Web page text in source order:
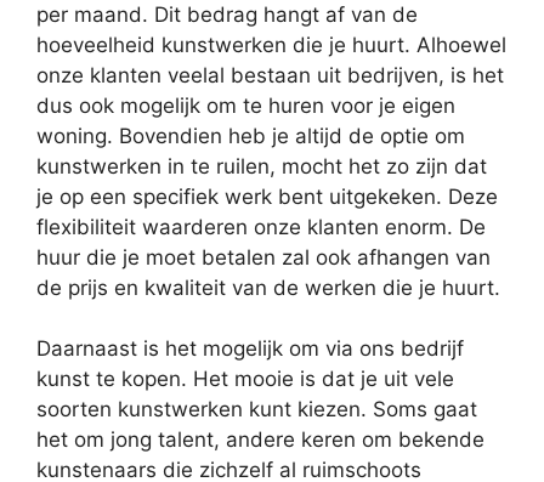
per maand. Dit bedrag hangt af van de
hoeveelheid kunstwerken die je huurt. Alhoewel
onze klanten veelal bestaan uit bedrijven, is het
dus ook mogelijk om te huren voor je eigen
woning. Bovendien heb je altijd de optie om
kunstwerken in te ruilen, mocht het zo zijn dat
je op een specifiek werk bent uitgekeken. Deze
flexibiliteit waarderen onze klanten enorm. De
huur die je moet betalen zal ook afhangen van
de prijs en kwaliteit van de werken die je huurt.
Daarnaast is het mogelijk om via ons bedrijf
kunst te kopen. Het mooie is dat je uit vele
soorten kunstwerken kunt kiezen. Soms gaat
het om jong talent, andere keren om bekende
kunstenaars die zichzelf al ruimschoots